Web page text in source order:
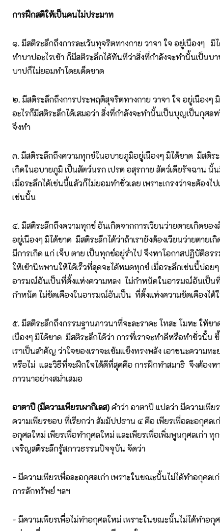
การฝึกสติให้เป็นคนไม่ประมาท
๑. มีสติระลึกถึงการละเว้นทุจริตทางกาย วาจา ใจ อยู่เนืองๆ มิ
ทำบาปอะไรเข้า ก็มีสติระลึกได้ทันทีว่าสิ่งที่กำลังจะทำนั้นเป็นบ
บาปก็ไม่ยอมทำโดยเด็ดขาด
๒. มีสติระลึกถึงการประพฤติสุจริตทางกาย วาจา ใจ อยู่เนืองๆ
อะไรก็มีสติระลึกได้เสมอว่า สิ่งที่กำลังจะทำนั้นเป็นบุญเป็นกุศล
จึงทำ
๓. มีสติระลึกถึงความทุกข์ในอบายภูมิอยู่เนืองๆ มิได้ขาด มีสติระ
เกิดในอบายภูมิ เป็นสัตว์นรก เปรต อสุรกาย สัตว์เดียรัจฉาน นั้
เมื่อระลึกได้เช่นนี้แล้วก็ไม่ยอมทำชั่วเลย เพราะเกรงว่าจะต้องไ
เช่นนั้น
๔. มีสติระลึกถึงความทุกข์ อันเกิดจากการเวียนว่ายตายเกิดของ
อยู่เนืองๆ มิได้ขาด มีสติระลึกได้ว่าถ้าเรายังต้องเวียนว่ายตายเ
มีการเกิด แก่ เจ็บ ตาย เป็นทุกข์อยู่ร่ำไป จึงหาโอกาสปฏิบัติธรร
ให้เข้านิพพานให้ได้เร็วที่สุดจะได้หมดทุกข์ เมื่อระลึกเช่นนี้บ่อย
อารมณ์อันเป็นที่ตั้งแห่งความหลง ไม่กำหนัดในอารมณ์อันเป็น
กำหนัด ไม่ขัดเคืองในอารมณ์อันเป็น ที่ตั้งแห่งความขัดเคืองได้
๕. มีสติระลึกถึงกรรมฐานภาวนาที่จะละราคะ โทสะ โมหะ ให้ข
เนืองๆ มิได้ขาด มีสติระลึกได้ว่า การที่เราจะทำดีหรือทำชั่วนั้น
เราเป็นสำคัญ ว่าใจของเราจะเข้มแข็งทรงพลัง เอาชนะความท
หรือไม่ และวิธีที่จะฝึกใจได้ดีที่สุดคือ การฝึกทำสมาธิ จึงต้องหา
ภาวนาอย่างสม่ำเสมอ
อาตาปี (มีความเพียรเผากิเลส)คำว่า อาตาปี แปลว่า มีความเพีย
ความเพียรชอบ ที่เรียกว่า สัมมัปปธาน ๔ คือ เพียรเพื่อละอกุศลเ
อกุศลใหม่ เพียรเพื่อทำกุศลใหม่ และเพียรเพื่อเพิ่มพูนกุศลเก่า
เจริญสติระลึกรู้สภาวธรรมปัจจุบัน จัดว่า
- มีความเพียรเพื่อละอกุศลเก่า เพราะในขณะนั้นไม่ได้ทำอกุศลเ
การลักทรัพย์ ฯลฯ
- มีความเพียรเพื่อไม่ทำอกุศลใหม่ เพราะในขณะนั้นไม่ได้ทำอกุ